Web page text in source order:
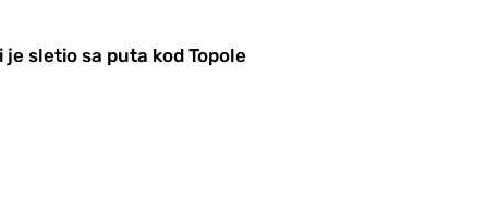
sletio sa puta kod Topole